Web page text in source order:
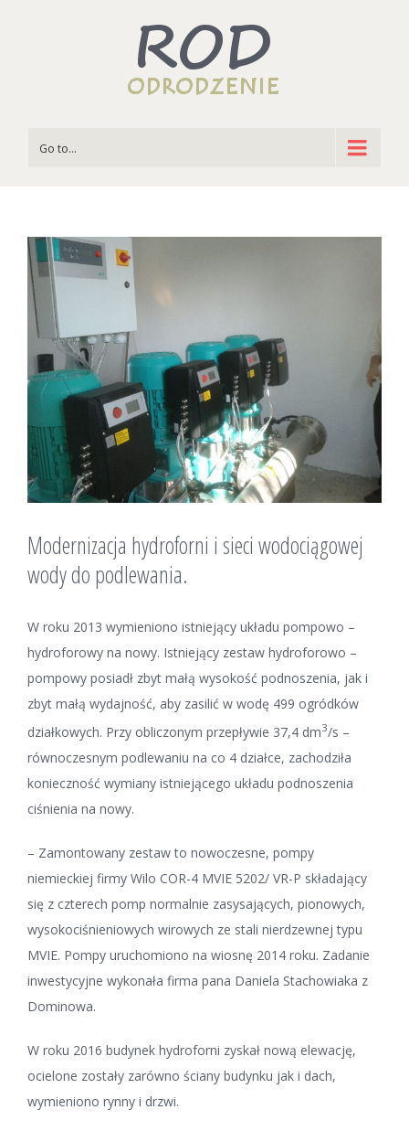
Go to...
View
Larger
Image
Modernizacja hydroforni i sieci wodociągowej
wody do podlewania.
W roku 2013 wymieniono istniejący układu pompowo –
hydroforowy na nowy. Istniejący zestaw hydroforowo –
pompowy posiadł zbyt małą wysokość podnoszenia, jak i
zbyt małą wydajność, aby zasilić w wodę 499 ogródków
działkowych. Przy obliczonym przepływie 37,4 dm3/s –
równoczesnym podlewaniu na co 4 działce, zachodziła
konieczność wymiany istniejącego układu podnoszenia
ciśnienia na nowy.
– Zamontowany zestaw to nowoczesne, pompy
niemieckiej firmy Wilo COR-4 MVIE 5202/ VR-P składający
się z czterech pomp normalnie zasysających, pionowych,
wysokociśnieniowych wirowych ze stali nierdzewnej typu
MVIE. Pompy uruchomiono na wiosnę 2014 roku. Zadanie
inwestycyjne wykonała firma pana Daniela Stachowiaka z
Dominowa.
W roku 2016 budynek hydroforni zyskał nową elewację,
ocielone zostały zarówno ściany budynku jak i dach,
wymieniono rynny i drzwi.